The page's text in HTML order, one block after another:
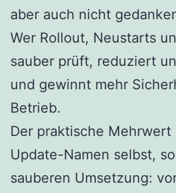
aber auch nicht
Wer Rollout, Neustarts
sauber prüft, reduziert
und gewinnt mehr
Betrieb.
Der praktische
Update-Namen selbst,
sauberen Umsetzung: